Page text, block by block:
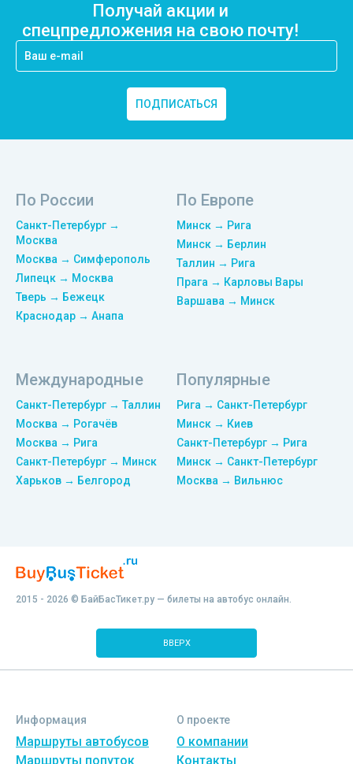
Получай акции и
спецпредложения на свою почту!
ПОДПИСАТЬСЯ
По России
Санкт-Петербург →
Москва
Москва → Симферополь
Липецк → Москва
Тверь → Бежецк
Краснодар → Анапа
По Европе
Минск → Рига
Минск → Берлин
Таллин → Рига
Прага → Карловы Вары
Варшава → Минск
Международные
Санкт-Петербург → Таллин
Москва → Рогачёв
Москва → Рига
Санкт-Петербург → Минск
Харьков → Белгород
Популярные
Рига → Санкт-Петербург
Минск → Киев
Санкт-Петербург → Рига
Минск → Санкт-Петербург
Москва → Вильнюс
2015 - 2026 © БайБасТикет.ру — билеты на автобус онлайн.
ВВЕРХ
Информация
Маршруты автобусов
Маршруты попуток
О проекте
О компании
Контакты